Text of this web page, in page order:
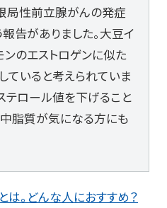
局性前立腺がんの発症
告がありました。大豆イ
のエストロゲンに似た
ていると考えられていま
テロール値を下げること
脂質が気になる方にも
は。どんな人におすすめ？